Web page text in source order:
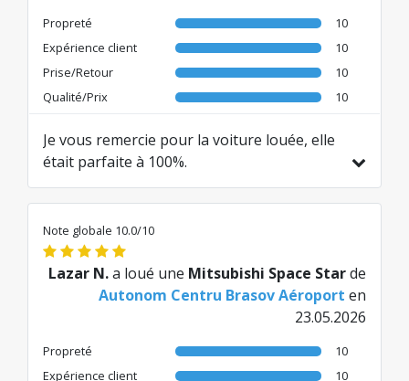
Propreté
10
Expérience client
10
Prise/Retour
10
Qualité/Prix
10
Je vous remercie pour la voiture louée, elle
était parfaite à 100%.
Note globale 10.0/10
Lazar N.a loué une Mitsubishi Space Starde
Autonom Centru Brasov Aéroport en
23.05.2026
Propreté
10
Expérience client
10